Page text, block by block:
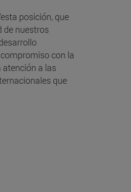
posición, que
de nuestros
con la
atención a las
que